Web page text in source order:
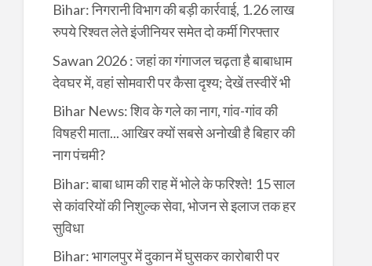
Bihar: निगरानी विभाग की बड़ी कार्रवाई, 1.26 लाख
रुपये रिश्वत लेते इंजीनियर समेत दो कर्मी गिरफ्तार
Sawan 2026 : जहां का गंगाजल चढ़ता है बाबाधाम
देवघर में, वहां सोमवारी पर कैसा दृश्य; देखें तस्वीरें भी
Bihar News: शिव के गले का नाग, गांव-गांव की
विषहरी माता... आखिर क्यों सबसे अनोखी है बिहार की
नाग पंचमी?
Bihar: बाबा धाम की राह में भोले के फरिश्ते! 15 साल
से कांवरियों की निशुल्क सेवा, भोजन से इलाज तक हर
सुविधा
Bihar: भागलपुर में दुकान में घुसकर कारोबारी पर